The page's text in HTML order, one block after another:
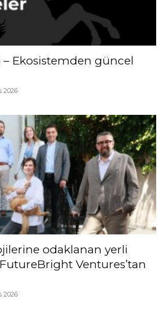
– Ekosistemden güncel
2026
odaklanan yerli
Ventures’tan
2026